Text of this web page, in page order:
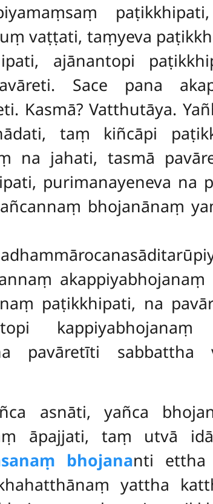
vaṭṭati, taṃyeva
ajānantopi
Sace pana
Kasmā? Vatthutāya.
taṃ kiñcāpi
na jahati, tasmā
purimanayeneva na
bhojanānaṃ
paṭikkhipati, na
pavāretīti sabbattha
asnāti, yañca
āpajjati, taṃ utvā
bhojananti ettha
yattha